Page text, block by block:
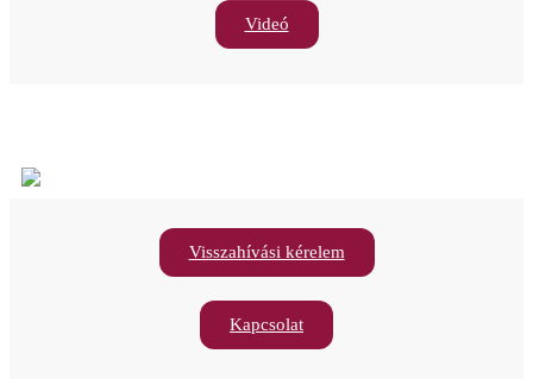
Videó
Visszahívási kérelem
Kapcsolat